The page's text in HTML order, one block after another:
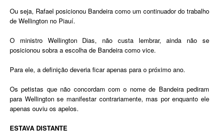
Ou seja, Rafael posicionou Bandeira como um continuador do trabalho
de Wellington no Piauí.
O ministro Wellington Dias, não custa lembrar, ainda não se
posicionou sobra a escolha de Bandeira como vice.
Para ele, a definição deveria ficar apenas para o próximo ano.
Os petistas que não concordam com o nome de Bandeira pediram
para Wellington se manifestar contrariamente, mas por enquanto ele
apenas ouviu os apelos.
ESTAVA DISTANTE